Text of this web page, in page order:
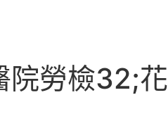
勞檢32;